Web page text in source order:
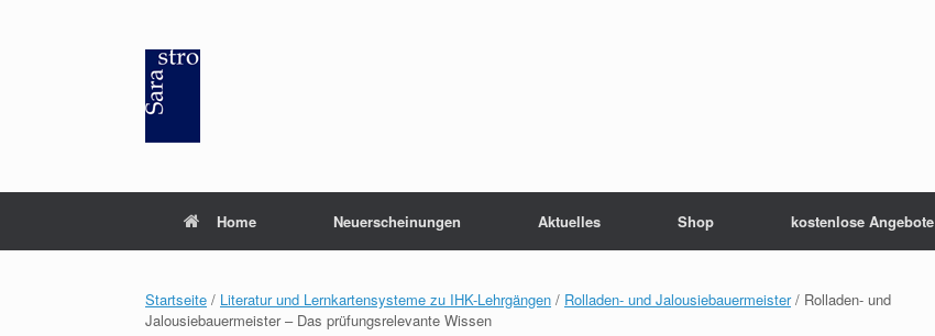
Home Neuerscheinungen Aktuelles Shop kostenlose Angebote
Startseite / Literatur und Lernkartensysteme zu IHK-Lehrgängen / Rolladen- und Jalousiebauermeister/ Rolladen- und
Jalousiebauermeister – Das prüfungsrelevante Wissen